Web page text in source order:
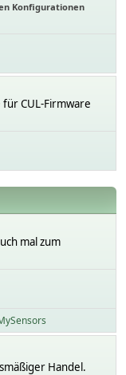
Konfigurationen
CUL-Firmware
mal zum
Handel.